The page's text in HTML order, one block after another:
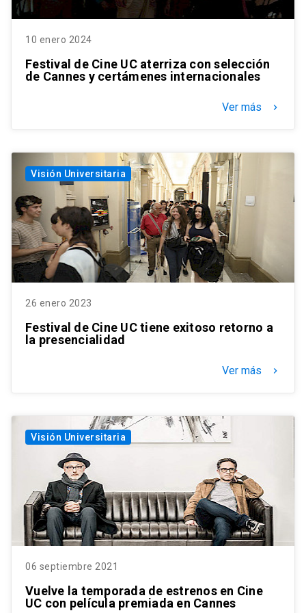
10 enero 2024
Festival de Cine UC aterriza con selección
de Cannes y certámenes internacionales
Ver más keyboard_arrow_right
Visión Universitaria
26 enero 2023
Festival de Cine UC tiene exitoso retorno a
la presencialidad
Ver más keyboard_arrow_right
Visión Universitaria
06 septiembre 2021
Vuelve la temporada de estrenos en Cine
UC con película premiada en Cannes